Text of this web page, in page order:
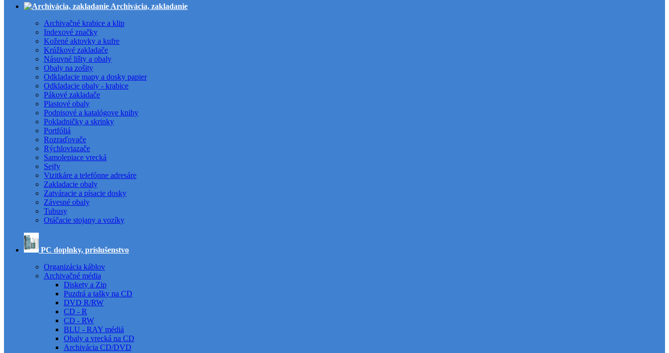
Archivácia, zakladanie
Archivačné krabice a klip
Indexové značky
Kožené aktovky a kufre
Krúžkové zakladače
Násuvné lišty a obaly
Obaly na zošity
Odkladacie mapy a dosky papier
Odkladacie obaly - krabice
Pákové zakladače
Plastové obaly
Podpisové a katalógove knihy
Pokladničky a skrinky
Portfóliá
Rozraďovače
Rýchloviazače
Samolepiace vrecká
Sejfy
Vizitkáre a telefónne adresáre
Zakladacie obaly
Zatváracie a písacie dosky
Závesné obaly
Tubusy
Otáčacie stojany a vozíky
PC doplnky, príslušenstvo
Organizácia káblov
Archivačné média
Diskety a Zip
Puzdrá a tašky na CD
DVD R/RW
CD - R
CD - RW
BLU - RAY médiá
Obaly a vrecká na CD
Archivácia CD/DVD